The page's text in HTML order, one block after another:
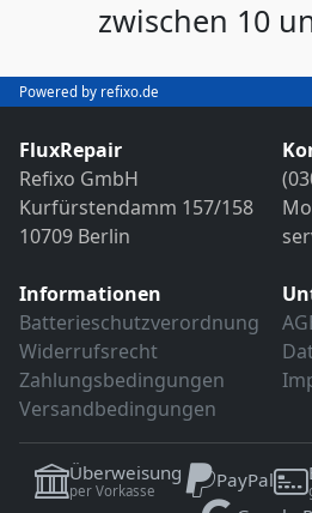
zwischen 10
Powered by refixo.de
FluxRepair
Refixo GmbH
Kurfürstendamm 157/158
10709 Berlin
Informationen
Batterieschutzverordnung
Widerrufsrecht
Zahlungsbedingungen
Versandbedingungen
Überweisung
per Vorkasse PayPal